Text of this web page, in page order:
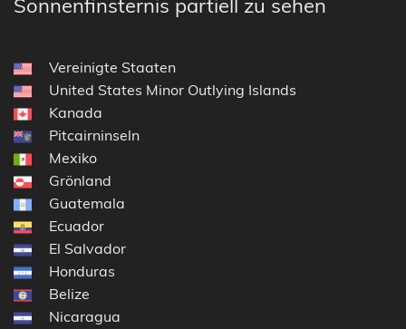
Sonnenfinsternis partiell zu sehen
Vereinigte Staaten
United States Minor Outlying Islands
Kanada
Pitcairninseln
Mexiko
Grönland
Guatemala
Ecuador
El Salvador
Honduras
Belize
Nicaragua